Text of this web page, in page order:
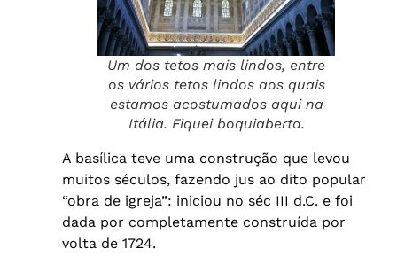
Um dos tetos mais lindos, entre
os vários tetos lindos aos quais
estamos acostumados aqui na
Itália. Fiquei boquiaberta.
A basílica teve uma construção que levou
muitos séculos, fazendo jus ao dito popular
“obra de igreja”: iniciou no séc III d.C. e foi
dada por completamente construída por
volta de 1724.